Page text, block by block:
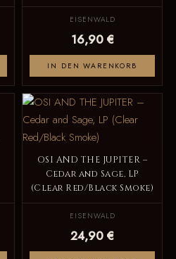
EISENWALD
16,90 €
IN DEN WARENKORB
OSI AND THE JUPITER –
Cedar and Sage, LP
(Clear Red/Black Smoke)
EISENWALD
24,90 €